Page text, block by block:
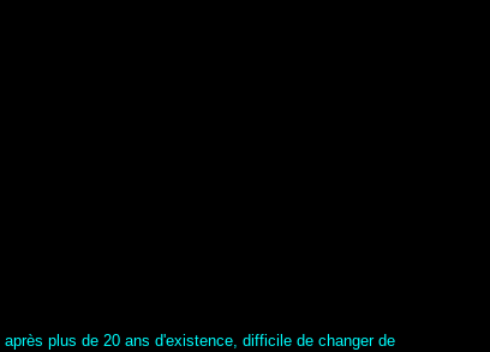
plus de 20 ans d'existence, difficile de changer de